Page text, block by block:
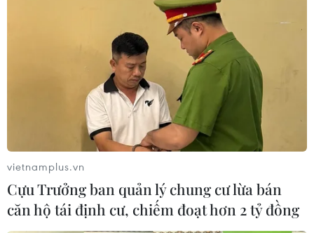
Tổng thống Erdogan nói rằng việc Mỹ duyệt bán máy
bay F-16 cho Ankara và Canada dỡ lệnh cấm vận vũ
khí có thể giúp Thổ Nhĩ Kỳ tiến tới phê chuẩn tư cách
thành viên NATO cho Thụy Điển.
vietnamplus.vn
Cựu Trưởng ban quản lý chung cư lừa bán
căn hộ tái định cư, chiếm đoạt hơn 2 tỷ đồng